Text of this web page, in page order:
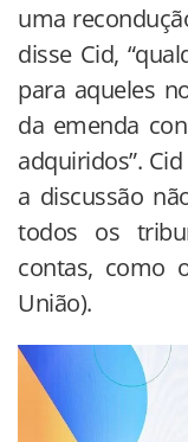
uma
disse Cid,
para aqueles
da emenda
adquiridos”.
a discussão
todos os
contas, como
União).